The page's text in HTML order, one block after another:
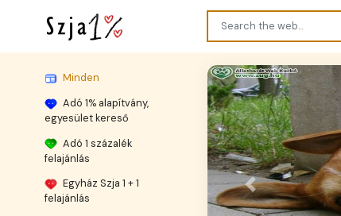
Minden
Adó 1% alapítvány,
egyesület kereső
Adó 1 százalék
felajánlás
Egyház Szja 1 + 1
felajánlás
Previous